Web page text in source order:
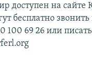
доступен на сайте
бесплатно звонить
100 69 26 или